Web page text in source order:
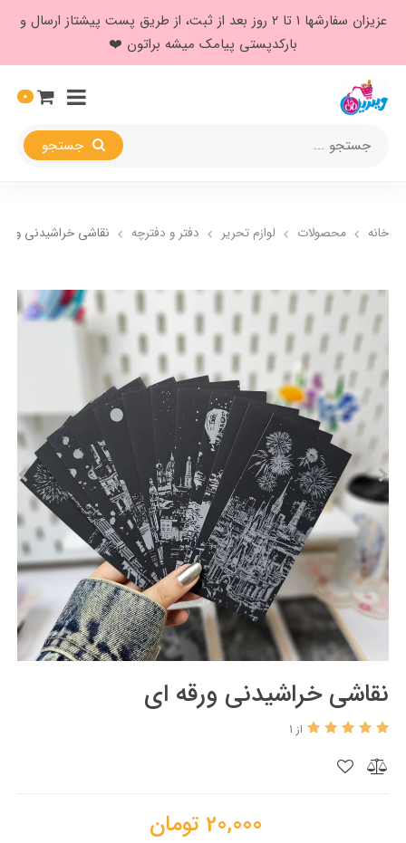
عزیزان سفارشها ۱ تا ۲ روز بعد از ثبت، از طریق پست پیشتاز ارسال و
بارکدپستی پیامک میشه براتون ❤️
0
خانه محصولات لوازم تحریر دفتر و دفترچه نقاشی خراشیدنی
نقاشی خراشیدنی ورقه ای
از 1
20,000 تومان